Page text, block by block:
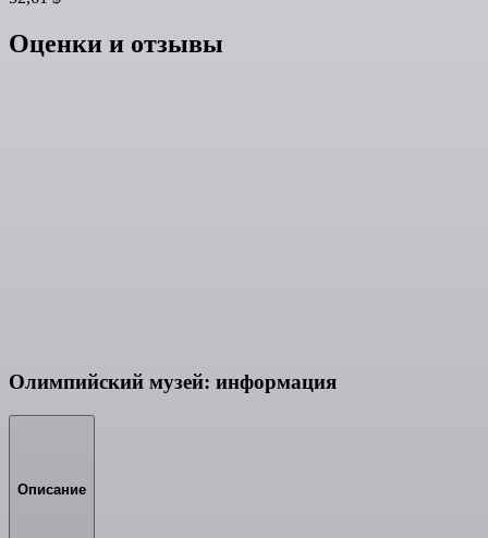
Оценки и отзывы
Олимпийский музей: информация
Описание